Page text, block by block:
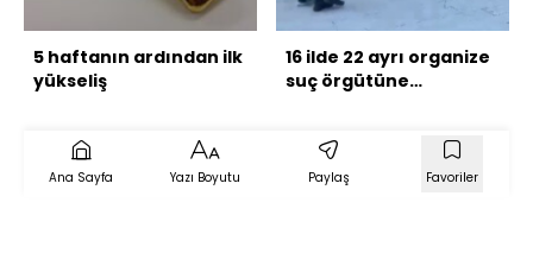
5 haftanın ardından ilk
yükseliş
16 ilde 22 ayrı organize
suç örgütüne
Ana Sayfa Yazı Boyutu Paylaş Favoriler